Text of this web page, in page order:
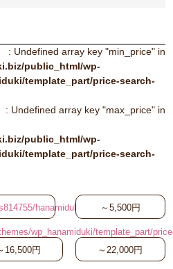
: Undefined array key "min_price" in
public_html/wp-
template_part/price-search-
: Undefined array key "max_price" in
public_html/wp-
template_part/price-search-
hanamiduki.biz/public_html/wp-
wp_hanamiduki/template_part/
on
～5,500円
16,500円 ～22,000円